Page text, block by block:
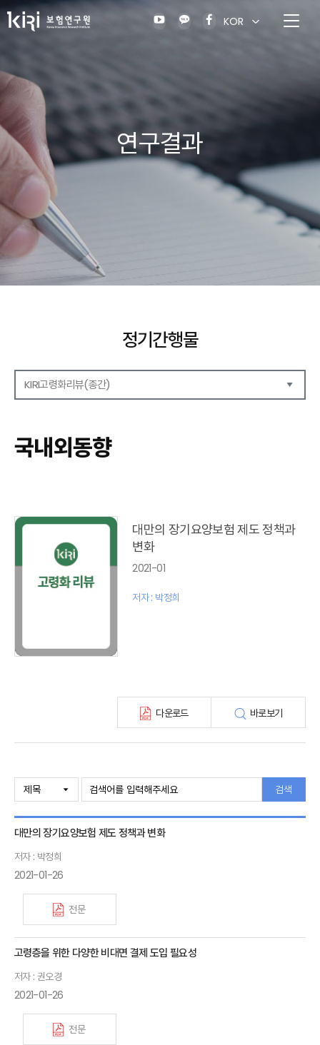
KOR
연구결과
정기간행물
KIRI고령화리뷰(종간)
보험금융연구
KIRI 리포트
이슈 분석(종간)
해외 학술연구 분석(종간)
국내외동향(종간)
특별기고(종간)
고령화리뷰 모음집(종간)
최신보험정보
해외보험금융동향(종간)
국내외동향
대만의 장기요양보험 제도 정책과
변화
2021-01
저자 : 박정희
다운로드 바로보기
검색
대만의 장기요양보험 제도 정책과 변화
저자 : 박정희
2021-01-26
전문
고령층을 위한 다양한 비대면 결제 도입 필요성
저자 : 권오경
2021-01-26
전문